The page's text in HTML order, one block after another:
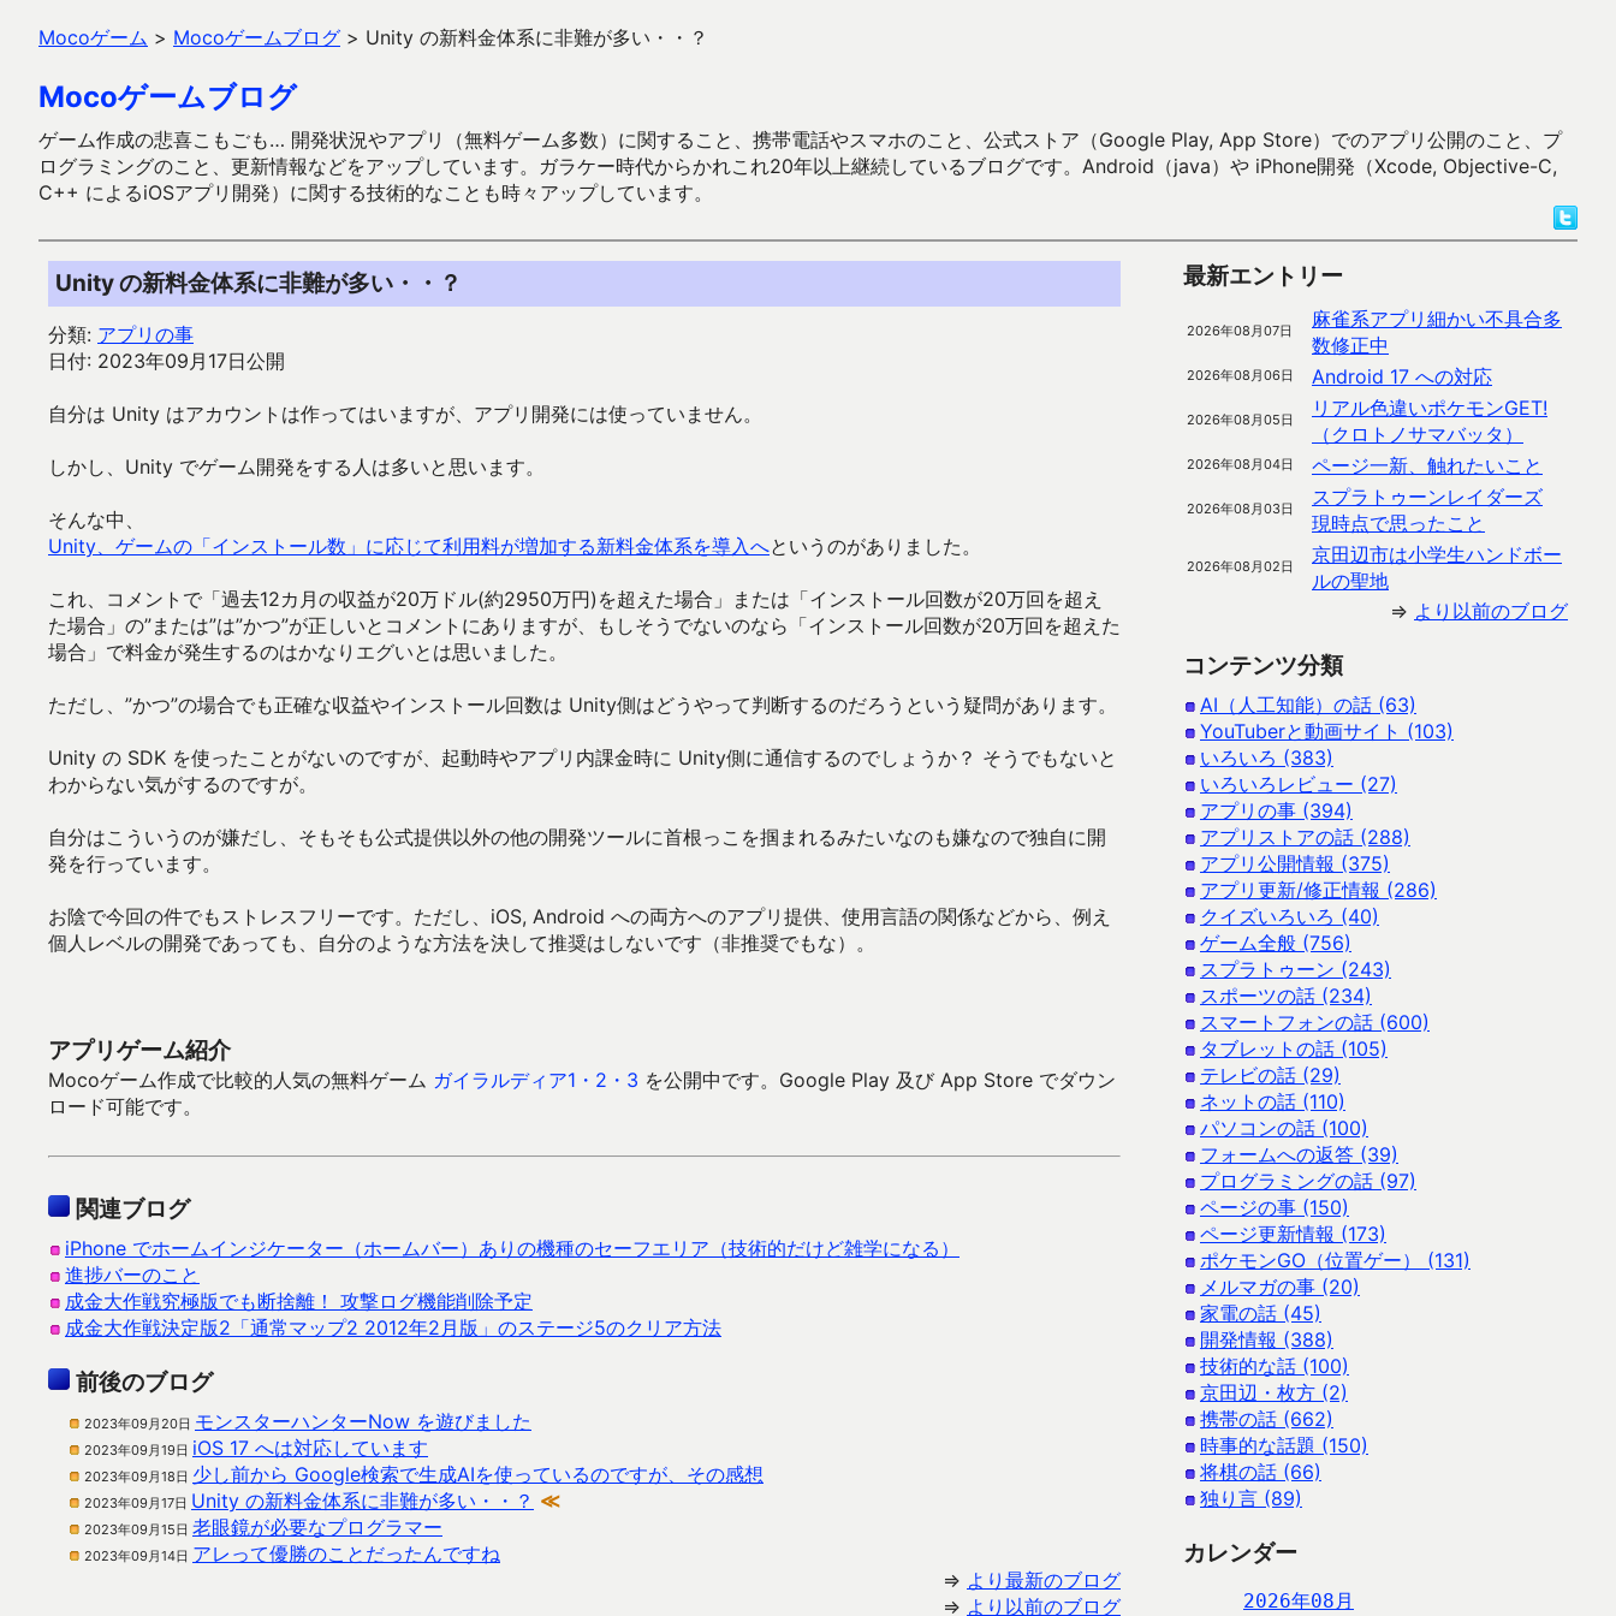
Mocoゲーム > Mocoゲームブログ > Unity の新料金体系に非難が多い・・？
Mocoゲームブログ
ゲーム作成の悲喜こもごも… 開発状況やアプリ（無料ゲーム多数）に関すること、携帯電話やスマホのこと、公式ストア（Google Play, App Store）でのアプリ公開のこと、プ
ログラミングのこと、更新情報などをアップしています。ガラケー時代からかれこれ20年以上継続しているブログです。Android（java）や iPhone開発（Xcode, Objective-C,
C++ によるiOSアプリ開発）に関する技術的なことも時々アップしています。
Unity の新料金体系に非難が多い・・？
分類: アプリの事
日付: 2023年09月17日公開
自分は Unity はアカウントは作ってはいますが、アプリ開発には使っていません。
しかし、Unity でゲーム開発をする人は多いと思います。
そんな中、
Unity、ゲームの「インストール数」に応じて利用料が増加する新料金体系を導入へというのがありました。
これ、コメントで「過去12カ月の収益が20万ドル(約2950万円)を超えた場合」または「インストール回数が20万回を超え
た場合」の”または”は”かつ”が正しいとコメントにありますが、もしそうでないのなら「インストール回数が20万回を超えた
場合」で料金が発生するのはかなりエグいとは思いました。
ただし、”かつ”の場合でも正確な収益やインストール回数は Unity側はどうやって判断するのだろうという疑問があります。
Unity の SDK を使ったことがないのですが、起動時やアプリ内課金時に Unity側に通信するのでしょうか？ そうでもないと
わからない気がするのですが。
自分はこういうのが嫌だし、そもそも公式提供以外の他の開発ツールに首根っこを掴まれるみたいなのも嫌なので独自に開
発を行っています。
お陰で今回の件でもストレスフリーです。ただし、iOS, Android への両方へのアプリ提供、使用言語の関係などから、例え
個人レベルの開発であっても、自分のような方法を決して推奨はしないです（非推奨でもな）。
アプリゲーム紹介
Mocoゲーム作成で比較的人気の無料ゲーム ガイラルディア1・2・3 を公開中です。Google Play 及び App Store でダウン
ロード可能です。
関連ブログ
iPhone でホームインジケーター（ホームバー）ありの機種のセーフエリア（技術的だけど雑学になる）
進捗バーのこと
成金大作戦究極版でも断捨離！ 攻撃ログ機能削除予定
成金大作戦決定版2「通常マップ2 2012年2月版」のステージ5のクリア方法
前後のブログ
2023年09月20日 モンスターハンターNow を遊びました
2023年09月19日 iOS 17 へは対応しています
2023年09月18日 少し前から Google検索で生成AIを使っているのですが、その感想
2023年09月17日 Unity の新料金体系に非難が多い・・？ ≪
2023年09月15日 老眼鏡が必要なプログラマー
2023年09月14日 アレって優勝のことだったんですね
⇒ より最新のブログ
⇒ より以前のブログ
最新エントリー
2026年08月07日
麻雀系アプリ細かい不具合多
数修正中
2026年08月06日 Android 17 への対応
2026年08月05日
リアル色違いポケモンGET!
（クロトノサマバッタ）
2026年08月04日 ページ一新、触れたいこと
2026年08月03日
スプラトゥーンレイダーズ
現時点で思ったこと
2026年08月02日
京田辺市は小学生ハンドボー
ルの聖地
⇒ より以前のブログ
コンテンツ分類
AI（人工知能）の話 (63)
YouTuberと動画サイト (103)
いろいろ (383)
いろいろレビュー (27)
アプリの事 (394)
アプリストアの話 (288)
アプリ公開情報 (375)
アプリ更新/修正情報 (286)
クイズいろいろ (40)
ゲーム全般 (756)
スプラトゥーン (243)
スポーツの話 (234)
スマートフォンの話 (600)
タブレットの話 (105)
テレビの話 (29)
ネットの話 (110)
パソコンの話 (100)
フォームへの返答 (39)
プログラミングの話 (97)
ページの事 (150)
ページ更新情報 (173)
ポケモンGO（位置ゲー） (131)
メルマガの事 (20)
家電の話 (45)
開発情報 (388)
技術的な話 (100)
京田辺・枚方 (2)
携帯の話 (662)
時事的な話題 (150)
将棋の話 (66)
独り言 (89)
カレンダー
2026年08月